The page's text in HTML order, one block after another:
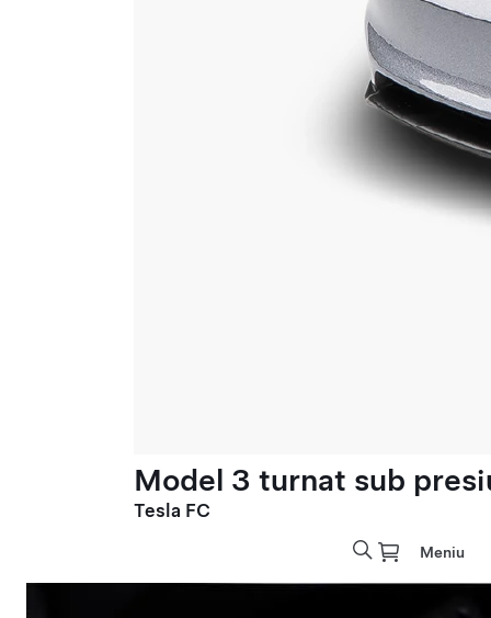
Model 3 turnat sub
Tesla FC
Meniu